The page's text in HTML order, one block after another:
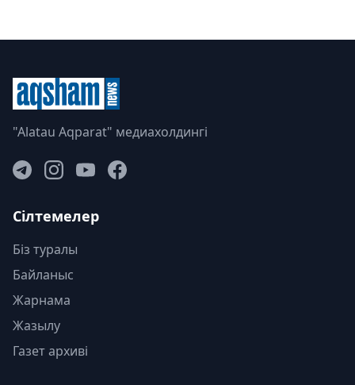
"Alatau Aqparat" медиахолдингі
Сілтемелер
Біз туралы
Байланыс
Жарнама
Жазылу
Газет архиві